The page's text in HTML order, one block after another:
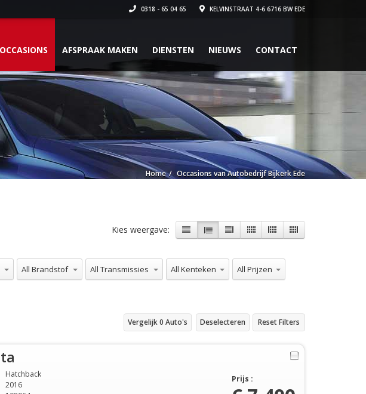
0318 - 65 04 65 KELVINSTRAAT 4-6 6716 BW EDE
OCCASIONS AFSPRAAK MAKEN DIENSTEN NIEUWS CONTACT
Home Occasions van Autobedrijf Bijkerk Ede
Kies weergave:
All Brandstof All Transmissies All Kenteken All Prijzen
Reset Filters
Deselecteren
Vergelijk0 Auto's
Hatchback
2016
Prijs :